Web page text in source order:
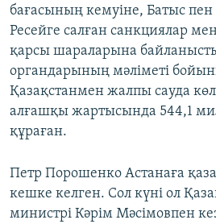
бағасының кемуіне, Батыс
Ресейге салған санкциялар
қарсы шараларына
органдарының мәліметі
Қазақстанмен жалпы сауда
алғашқы жартысында 544,1
құраған.
Петр Порошенко Астанаға
кешке келген. Сол күні ол
министрі Кәрім Мәсімовпен